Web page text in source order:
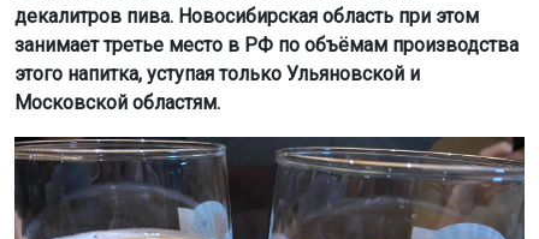
декалитров пива. Новосибирская область при этом
занимает третье место в РФ по объёмам производства
этого напитка, уступая только Ульяновской и
Московской областям.